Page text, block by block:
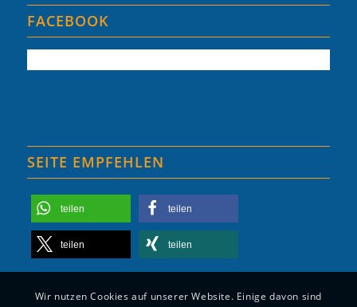
FACEBOOK
SEITE EMPFEHLEN
teilen teilen
teilen teilen
Wir nutzen Cookies auf unserer Website. Einige davon sind